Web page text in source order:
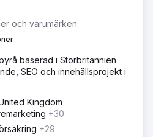
och varumärken
baserad i Storbritannien
SEO och innehållsprojekt i
Kingdom
+30
+29